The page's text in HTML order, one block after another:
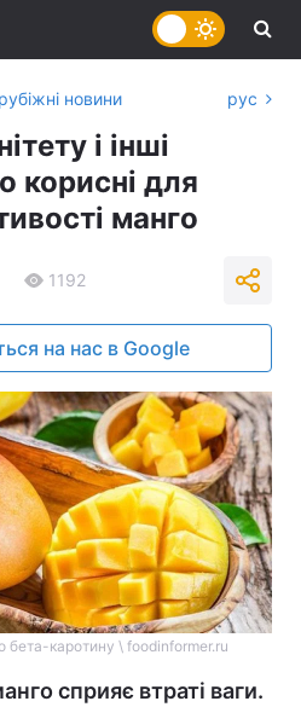
новини рус
і інші
корисні для
манго
1192
на нас в Google
каротину \ foodinformer.ru
сприяє втраті ваги.